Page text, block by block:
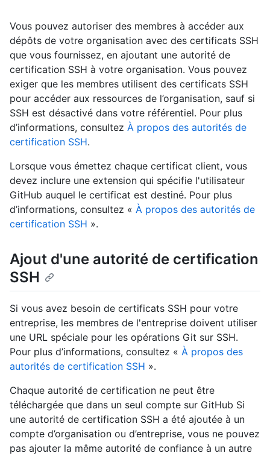
Vous pouvez autoriser des membres à accéder aux
dépôts de votre organisation avec des certificats SSH
que vous fournissez, en ajoutant une autorité de
certification SSH à votre organisation. Vous pouvez
exiger que les membres utilisent des certificats SSH
pour accéder aux ressources de l’organisation, sauf si
SSH est désactivé dans votre référentiel. Pour plus
d’informations, consultez À propos des autorités de
certification SSH.
Lorsque vous émettez chaque certificat client, vous
devez inclure une extension qui spécifie l'utilisateur
GitHub auquel le certificat est destiné. Pour plus
d’informations, consultez « À propos des autorités de
certification SSH ».
Ajout d'une autorité de certification
SSH
Si vous avez besoin de certificats SSH pour votre
entreprise, les membres de l'entreprise doivent utiliser
une URL spéciale pour les opérations Git sur SSH.
Pour plus d’informations, consultez « À propos des
autorités de certification SSH ».
Chaque autorité de certification ne peut être
téléchargée que dans un seul compte sur GitHub Si
une autorité de certification SSH a été ajoutée à un
compte d’organisation ou d’entreprise, vous ne pouvez
pas ajouter la même autorité de confiance à un autre